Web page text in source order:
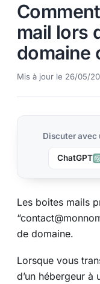
mail lors
domaine
Mis à jour le 26/05/
Discuter avec
ChatGPT
Les boites mails
de domaine.
Lorsque vous
d’un hébergeur à